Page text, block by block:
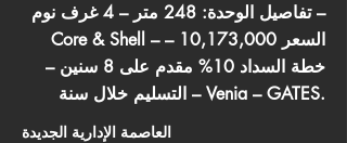
تفاصيل الوحدة: 248 متر – 4 غرف نوم –
Core & Shell – السعر 10,173,000 –
خطة السداد 10% مقدم على 8 سنين –
التسليم خلال سنة – Venia – GATES.
العاصمة الإدارية الجديدة